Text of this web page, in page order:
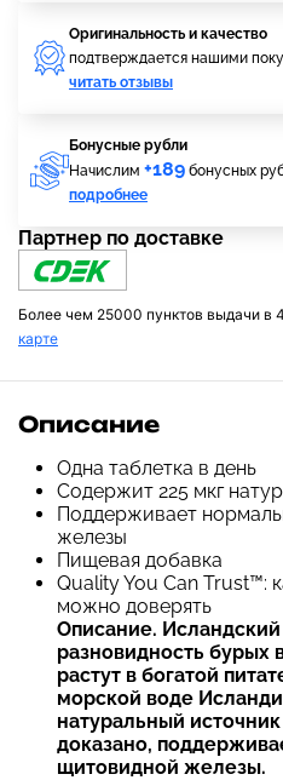
Оригинальность и качество
подтверждается нашими
читать отзывы
Бонусные рубли
Начислим +189 бонусных
подробнее
Партнер по доставке
Более чем 25000 пунктов выдачи в
карте
Описание
Одна таблетка в день
Содержит 225 мкг
Поддерживает
железы
Пищевая добавка
Quality You Can Trust™:
можно доверять
Описание.
разновидность бурых
растут в богатой
морской воде
натуральный
доказано,
щитовидной железы.